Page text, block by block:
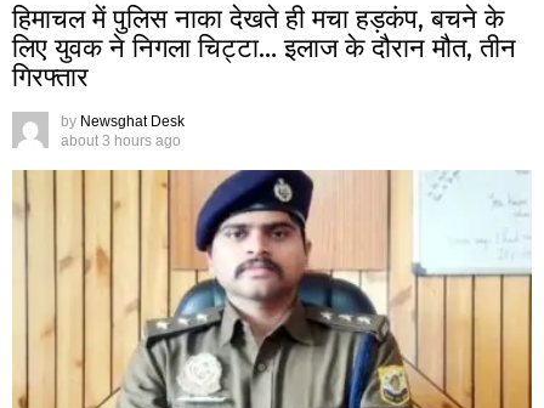
हिमाचल में पुलिस नाका देखते ही मचा हड़कंप, बचने के
लिए युवक ने निगला चिट्टा… इलाज के दौरान मौत, तीन
गिरफ्तार
by Newsghat Desk
about 3 hours ago